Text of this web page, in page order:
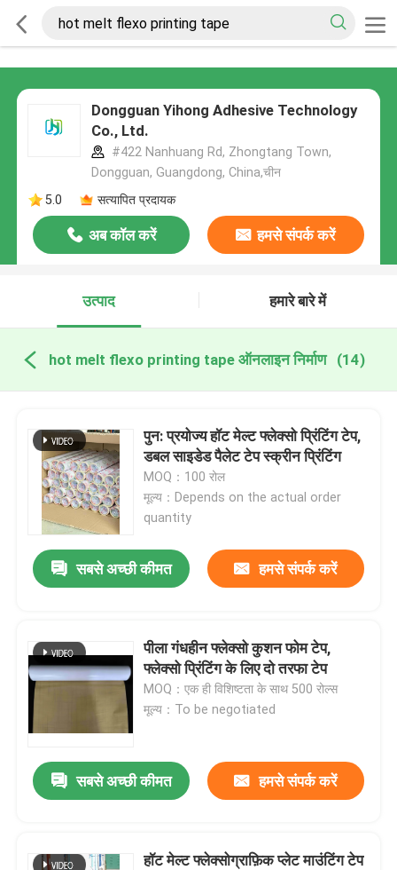
Dongguan Yihong Adhesive Technology
Co., Ltd.
#422 Nanhuang Rd, Zhongtang Town,
Dongguan, Guangdong, China,चीन
5.0
सत्यापित प्रदायक
अब कॉल करें हमसे संपर्क करें
उत्पाद हमारे बारे में
hot melt flexo printing tape ऑनलाइन निर्माण (14)
पुन: प्रयोज्य हॉट मेल्ट फ्लेक्सो प्रिंटिंग टेप,
डबल साइडेड पैलेट टेप स्क्रीन प्रिंटिंग
MOQ：100 रोल
मूल्य：Depends on the actual order
quantity
सबसे अच्छी कीमत हमसे संपर्क करें
पीला गंधहीन फ्लेक्सो कुशन फोम टेप,
फ्लेक्सो प्रिंटिंग के लिए दो तरफा टेप
MOQ：एक ही विशिष्टता के साथ 500 रोल्स
मूल्य：To be negotiated
सबसे अच्छी कीमत हमसे संपर्क करें
हॉट मेल्ट फ्लेक्सोग्राफ़िक प्लेट माउंटिंग टेप